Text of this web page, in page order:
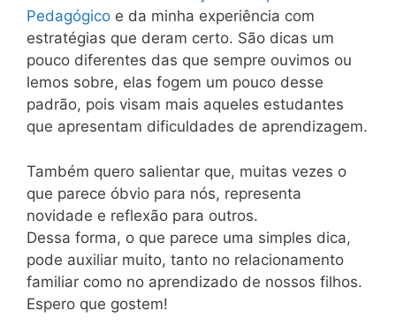
Pedagógico e da minha experiência com
estratégias que deram certo. São dicas um
pouco diferentes das que sempre ouvimos ou
lemos sobre, elas fogem um pouco desse
padrão, pois visam mais aqueles estudantes
que apresentam dificuldades de aprendizagem.
Também quero salientar que, muitas vezes o
que parece óbvio para nós, representa
novidade e reflexão para outros.
Dessa forma, o que parece uma simples dica,
pode auxiliar muito, tanto no relacionamento
familiar como no aprendizado de nossos filhos.
Espero que gostem!